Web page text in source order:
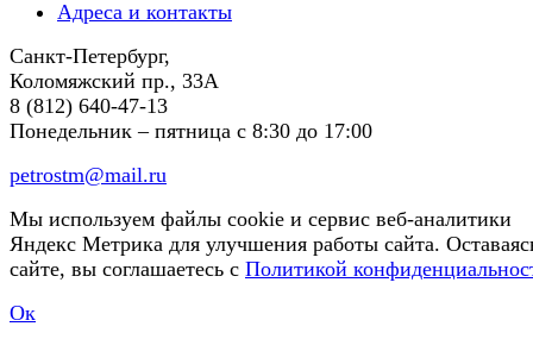
Адреса и контакты
Санкт-Петербург,
Коломяжский пр., 33А
8 (812) 640-47-13
Понедельник – пятница с 8:30 до 17:00
petrostm@mail.ru
Мы используем файлы cookie и сервис веб-аналитики
Яндекс Метрика для улучшения работы сайта.
сайте, вы соглашаетесь с Политикой
Ок